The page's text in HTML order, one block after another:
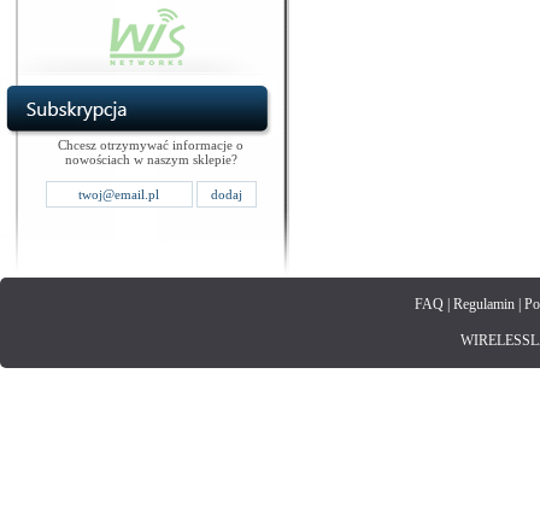
Chcesz otrzymywać informacje o
nowościach w naszym sklepie?
FAQ| Regulamin|